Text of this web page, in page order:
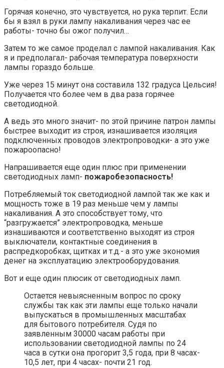
Горячая конечно, это чувствуется, но рука терпит. Если
бы я взял в руки лампу накаливания через час ее
работы- точно бы ожог получил…
Затем то же самое проделал с лампой накаливания. Как
я и предполагал- рабочая температура поверхности
лампы гораздо больше.
Уже через 15 минут она составила 132 градуса Цельсия!
Получается что более чем в два раза горячее
светодиодной.
А ведь это много значит- по этой причине патрон лампы
быстрее выходит из строя, изнашивается изоляция
подключенных проводов электропроводки- а это уже
пожароопасно!
Напрашивается еще один плюс при применении
светодиодных ламп- пожаробезопасность!
Потребляемый ток светодиодной лампой так же как и
мощность тоже в 19 раз меньше чем у лампы
накаливания. А это способствует тому, что
“разгружается” электропроводка, меньше
изнашиваются и соответственно выходят из строя
выключатели, контактные соединения в
распредкоробках, щитках и т.д.- а это уже экономия
денег на эксплуатацию электрооборудования.
Вот и еще один плюсик от светодиодных ламп.
Остается невыясненным вопрос по сроку
службы так как эти лампы еще только начали
выпускаться в промышленных масштабах
для бытового потребителя. Судя по
заявленным 30000 часам работы при
использовании светодиодной лампы по 24
часа в сутки она прогорит 3,5 года, при 8 часах-
10,5 лет, при 4 часах- почти 21 год.